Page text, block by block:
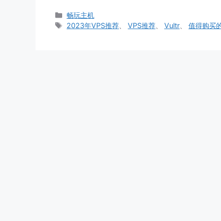
分
类
畅玩主机
标
2023年VPS推荐 、VPS推荐 、Vultr 、值得购买